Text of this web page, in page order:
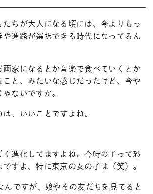
たちが大人になる頃には、今よりもっ
や進路が選択できる時代になってるん
画家になるとか音楽で食べていくとか
こと、みたいな感じだったけど、今や
ないですか。
、いいことですよね。
く進化してますよね。今時の子って恐
ですよ、特に東京の女の子は（笑）。
んですが、娘やその友だちを見てると